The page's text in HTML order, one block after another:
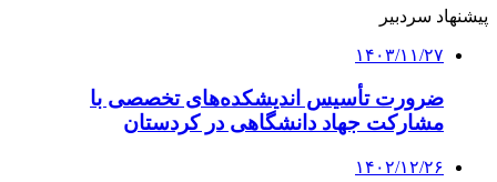
پیشنهاد سردبیر
۱۴۰۳/۱۱/۲۷
ضرورت تأسیس اندیشکده‌های تخصصی با
مشارکت جهاد دانشگاهی در کردستان
۱۴۰۲/۱۲/۲۶